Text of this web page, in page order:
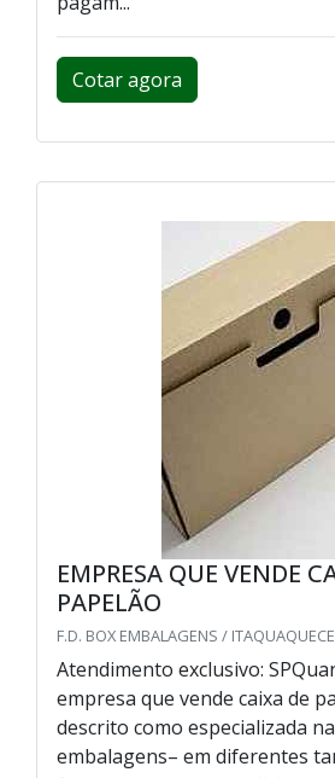
Cotar agora
EMPRESA QUE VENDE
PAPELÃO
F.D. BOX EMBALAGENS /
Atendimento exclusivo:
empresa que vende caixa de
descrito como especializada
embalagens– em diferentes